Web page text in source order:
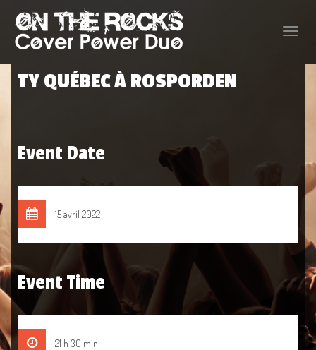
Toggle
TY QUÉBEC À ROSPORDEN
Event Date
15 avril 2022
Event Time
21 h 30 min